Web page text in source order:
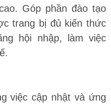
Góp phần đào tạo
trang bị đủ kiến thức
hội nhập, làm việc
việc cập nhật và ứng